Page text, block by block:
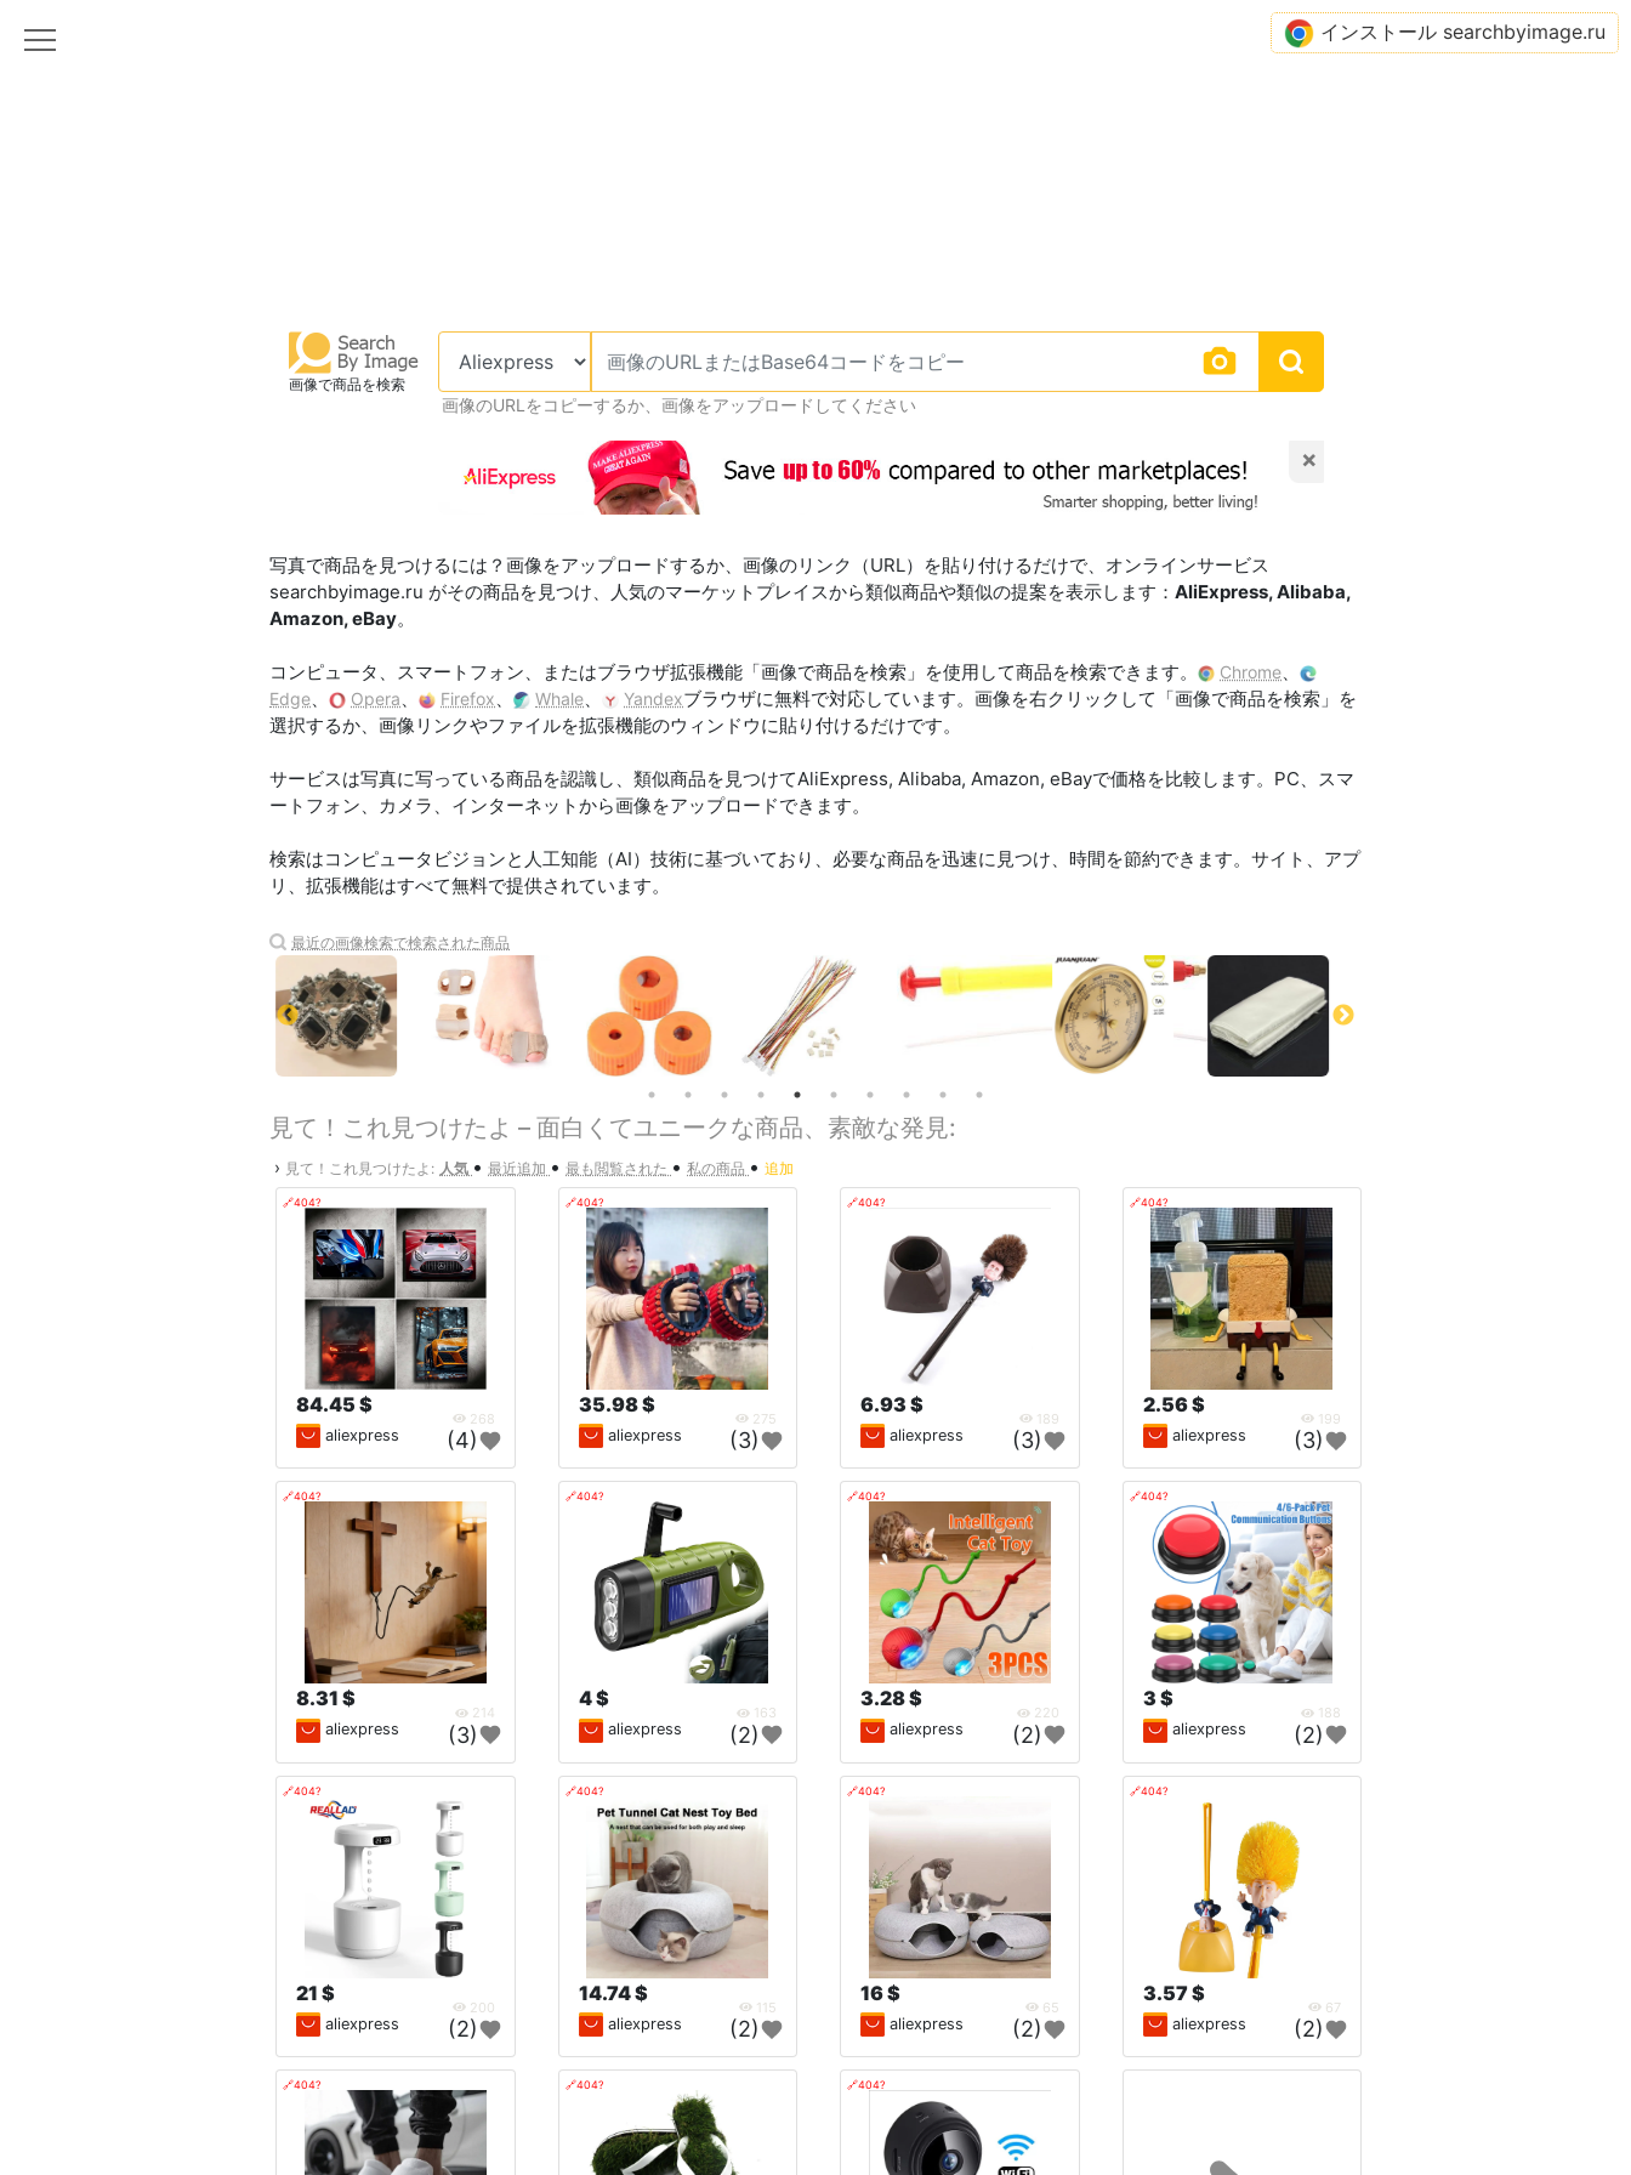
画像で商品を検索
画像のURLをコピーするか、画像をアップロードしてください
×
写真で商品を見つけるには？画像をアップロードするか、画像のリンク（URL）を貼り付けるだけで、オンラインサービス
searchbyimage.ru がその商品を見つけ、人気のマーケットプレイスから類似商品や類似の提案を表示します： AliExpress, Alibaba,
Amazon, eBay。
コンピュータ、スマートフォン、またはブラウザ拡張機能「画像で商品を検索」を使用して商品を検索できます。 Chrome、
Edge、 Opera、 Firefox、 Whale、 Yandexブラウザに無料で対応しています。画像を右クリックして「画像で商品を検索」を
選択するか、画像リンクやファイルを拡張機能のウィンドウに貼り付けるだけです。
サービスは写真に写っている商品を認識し、類似商品を見つけてAliExpress, Alibaba, Amazon, eBayで価格を比較します。PC、スマ
ートフォン、カメラ、インターネットから画像をアップロードできます。
検索はコンピュータビジョンと人工知能（AI）技術に基づいており、必要な商品を迅速に見つけ、時間を節約できます。サイト、アプ
リ、拡張機能はすべて無料で提供されています。
最近の画像検索で検索された商品
見て！これ見つけたよ – 面白くてユニークな商品、素敵な発見:
› 見て！これ見つけたよ: 人気 • 最近追加 • 最も閲覧された • 私の商品 • 追加
🔗404?
84.45 $
268
aliexpress (4)
🔗404?
35.98 $
275
aliexpress (3)
🔗404?
6.93 $
189
aliexpress (3)
🔗404?
2.56 $
199
aliexpress (3)
🔗404?
8.31 $
214
aliexpress (3)
🔗404?
4 $
163
aliexpress (2)
🔗404?
3.28 $
220
aliexpress (2)
🔗404?
3 $
188
aliexpress (2)
🔗404?
21 $
200
aliexpress (2)
🔗404?
14.74 $
115
aliexpress (2)
🔗404?
16 $
65
aliexpress (2)
🔗404?
3.57 $
67
aliexpress (2)
🔗404? 🔗404? 🔗404?
インストール searchbyimage.ru